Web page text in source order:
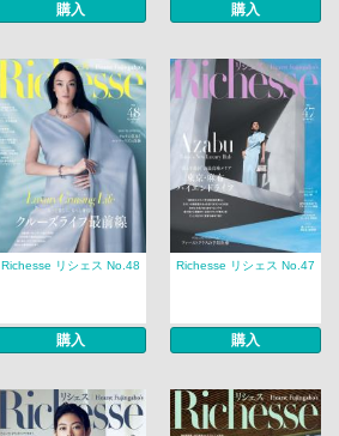
購入 購入
Richesse リシェス No.48
購入
Richesse リシェス No.47
購入